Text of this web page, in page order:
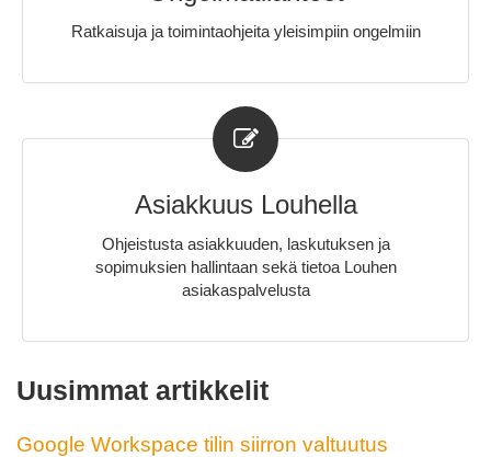
Ratkaisuja ja toimintaohjeita yleisimpiin ongelmiin
Asiakkuus Louhella
Ohjeistusta asiakkuuden, laskutuksen ja
sopimuksien hallintaan sekä tietoa Louhen
asiakaspalvelusta
Uusimmat artikkelit
Google Workspace tilin siirron valtuutus